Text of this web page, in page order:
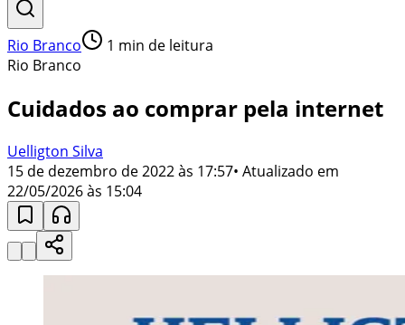
Rio Branco 1 min de leitura
Rio Branco
Cuidados ao comprar pela internet
Uelligton Silva
15 de dezembro de 2022 às 17:57• Atualizado em
22/05/2026 às 15:04